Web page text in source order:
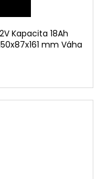
Kapacita 18Ah
mm Váha